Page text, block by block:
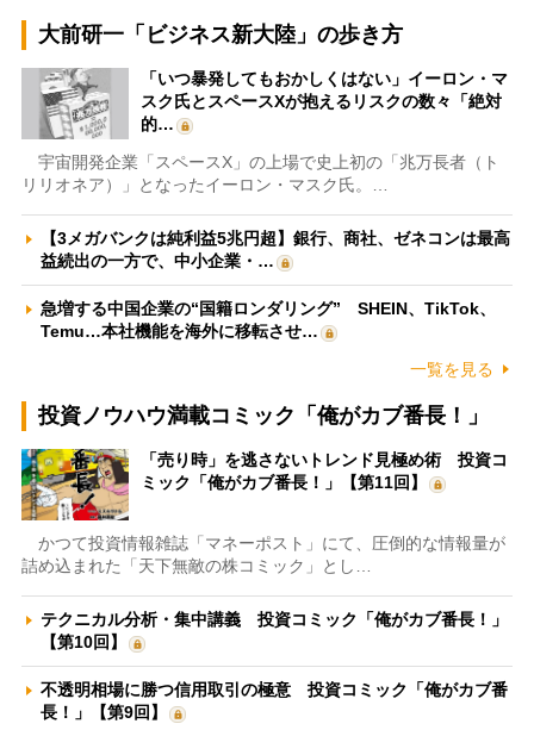
大前研一「ビジネス新大陸」の歩き方
「いつ暴発してもおかしくはない」イーロン・マ
スク氏とスペースXが抱えるリスクの数々「絶対
的…
宇宙開発企業「スペースX」の上場で史上初の「兆万長者（ト
リリオネア）」となったイーロン・マスク氏。…
【3メガバンクは純利益5兆円超】銀行、商社、ゼネコンは最高
益続出の一方で、中小企業・…
急増する中国企業の“国籍ロンダリング” SHEIN、TikTok、
Temu…本社機能を海外に移転させ…
一覧を見る
投資ノウハウ満載コミック「俺がカブ番長！」
「売り時」を逃さないトレンド見極め術 投資コ
ミック「俺がカブ番長！」【第11回】
かつて投資情報雑誌「マネーポスト」にて、圧倒的な情報量が
詰め込まれた「天下無敵の株コミック」とし…
テクニカル分析・集中講義 投資コミック「俺がカブ番長！」
【第10回】
不透明相場に勝つ信用取引の極意 投資コミック「俺がカブ番
長！」【第9回】